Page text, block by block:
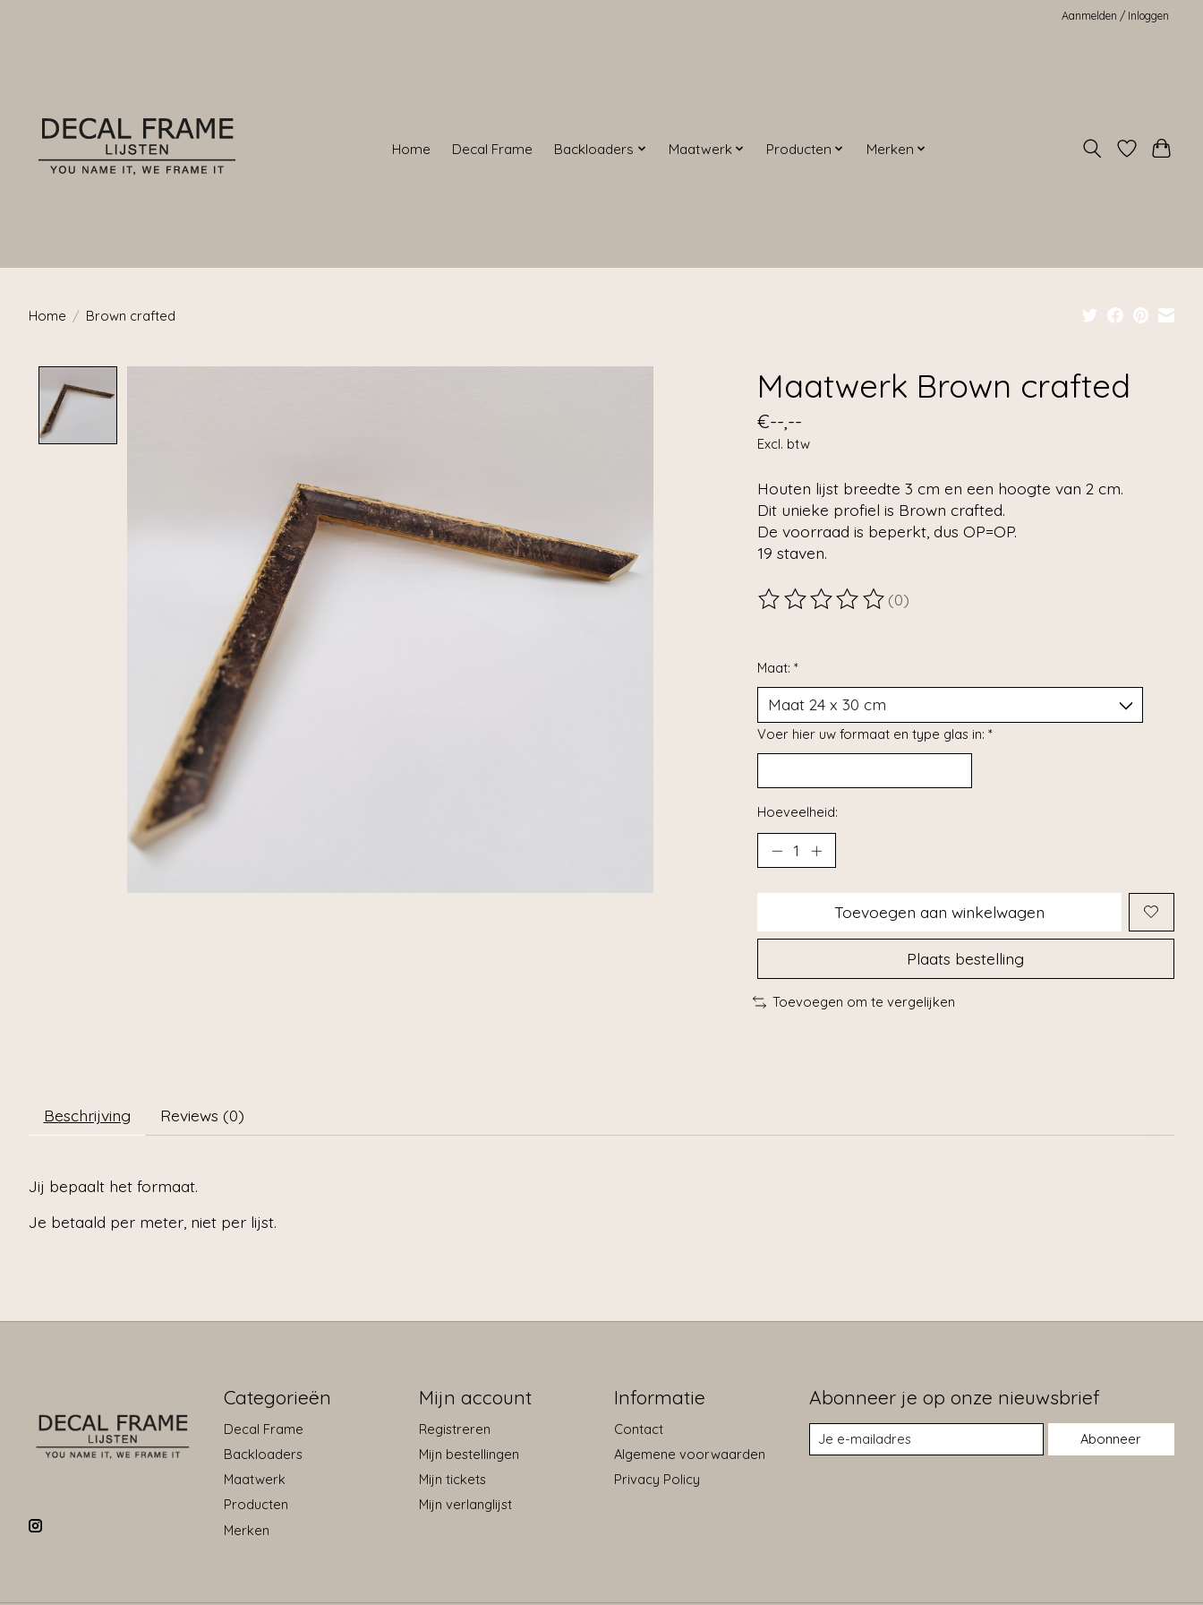
Aanmelden / Inloggen
Home Decal Frame Backloaders Maatwerk Producten Merken
Home / Brown crafted
Maatwerk Brown crafted
€--,--
Excl. btw
Houten lijst breedte 3 cm en een hoogte van 2 cm.
Dit unieke profiel is Brown crafted.
De voorraad is beperkt, dus OP=OP.
19 staven.
De beoordeling van dit product is
(0)
Maat: *
Voer hier uw formaat en type glas in: *
Hoeveelheid:
Toevoegen aan winkelwagen
Plaats bestelling
Toevoegen om te vergelijken
Beschrijving Reviews (0)
Jij bepaalt het formaat.
Je betaald per meter, niet per lijst.
Categorieën
Decal Frame
Backloaders
Maatwerk
Producten
Merken
Mijn account
Registreren
Mijn bestellingen
Mijn tickets
Mijn verlanglijst
Informatie
Contact
Algemene voorwaarden
Privacy Policy
Abonneer je op onze nieuwsbrief
Abonneer